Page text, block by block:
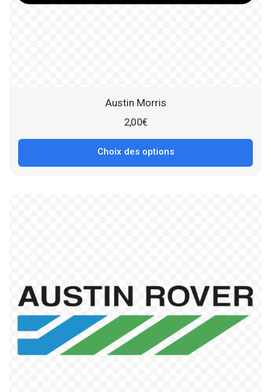
Austin Morris
2,00€
Choix des options